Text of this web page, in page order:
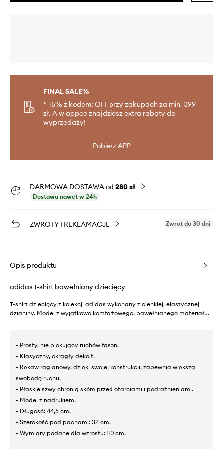
FINAL SALE%
*-15% z kodem: OFF przy zakupach za min. 399
zł. A w appce znajdziesz extra rabaty do
wyprzedaży!
Pobierz APP
DARMOWA DOSTAWA od 280 zł
Dostawa nawet w 24h
ZWROTY I REKLAMACJE Zwrot do 30 dni
Opis produktu
adidas t-shirt bawełniany dziecięcy
T-shirt dziecięcy z kolekcji adidas wykonany z cienkiej, elastycznej
dzianiny. Model z wyjątkowo komfortowego, bawełnianego materiału.
- Prosty, nie blokujący ruchów fason.
- Klasyczny, okrągły dekolt.
- Rękaw raglanowy, dzięki swojej konstrukcji, zapewnia większą
swobodę ruchu.
- Płaskie szwy chronią skórę przed otarciami i podrażnieniami.
- Model z nadrukiem.
- Długość: 44,5 cm.
- Szerokość pod pachami: 32 cm.
- Wymiary podane dla wzrostu: 110 cm.